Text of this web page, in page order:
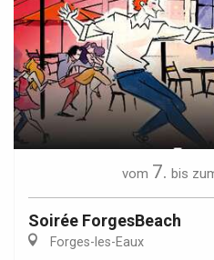
vom 7. bis
Soirée ForgesBeach
Forges-les-Eaux